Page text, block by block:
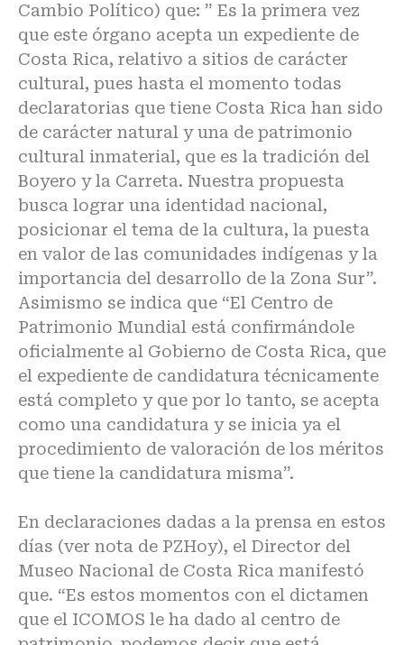
Cambio Político) que: ” Es la primera vez
que este órgano acepta un expediente de
Costa Rica, relativo a sitios de carácter
cultural, pues hasta el momento todas
declaratorias que tiene Costa Rica han sido
de carácter natural y una de patrimonio
cultural inmaterial, que es la tradición del
Boyero y la Carreta. Nuestra propuesta
busca lograr una identidad nacional,
posicionar el tema de la cultura, la puesta
en valor de las comunidades indígenas y la
importancia del desarrollo de la Zona Sur”.
Asimismo se indica que “El Centro de
Patrimonio Mundial está confirmándole
oficialmente al Gobierno de Costa Rica, que
el expediente de candidatura técnicamente
está completo y que por lo tanto, se acepta
como una candidatura y se inicia ya el
procedimiento de valoración de los méritos
que tiene la candidatura misma”.
En declaraciones dadas a la prensa en estos
días (ver nota de PZHoy), el Director del
Museo Nacional de Costa Rica manifestó
que. “Es estos momentos con el dictamen
que el ICOMOS le ha dado al centro de